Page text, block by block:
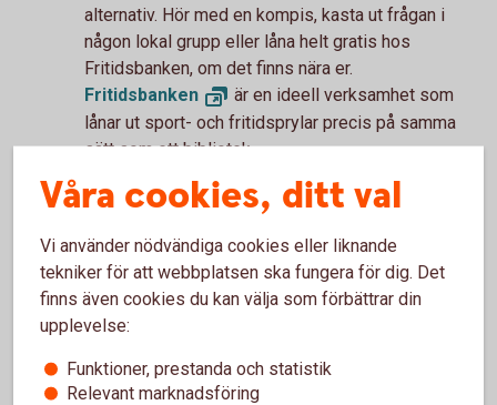
alternativ. Hör med en kompis, kasta ut frågan i
någon lokal grupp eller låna helt gratis hos
Fritidsbanken, om det finns nära er.
Fritidsbanken
är en ideell verksamhet som
lånar ut sport- och fritidsprylar precis på samma
sätt som ett bibliotek.
Läs och slappa
dig. Ta en sväng till biblioteket och låna vilka
böcker du vill, helt gratis! Många bibliotek har
också roliga aktiviteter man kan gå på.
att läsa gratis påLyckoslanten.
Våra cookies, ditt val
Vi använder nödvändiga cookies eller liknande
tekniker för att webbplatsen ska fungera för dig. Det
finns även cookies du kan välja som förbättrar din
upplevelse:
Funktioner, prestanda och statistik
Relevant marknadsföring